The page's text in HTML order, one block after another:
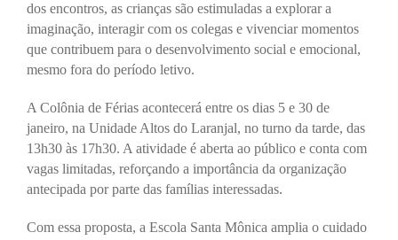
dos encontros, as crianças são estimuladas a explorar a
imaginação, interagir com os colegas e vivenciar momentos
que contribuem para o desenvolvimento social e emocional,
mesmo fora do período letivo.
A Colônia de Férias acontecerá entre os dias 5 e 30 de
janeiro, na Unidade Altos do Laranjal, no turno da tarde, das
13h30 às 17h30. A atividade é aberta ao público e conta com
vagas limitadas, reforçando a importância da organização
antecipada por parte das famílias interessadas.
Com essa proposta, a Escola Santa Mônica amplia o cuidado